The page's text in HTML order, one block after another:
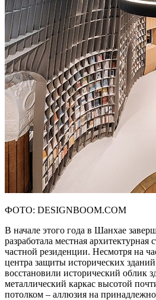
ФОТО: DESIGNBOOM.COM
В начале этого года в Шанхае
разработала местная
частной резиденции. Несмотря на
центра защиты исторических
восстановили исторический облик
металлический каркас высотой
потолком – аллюзия на